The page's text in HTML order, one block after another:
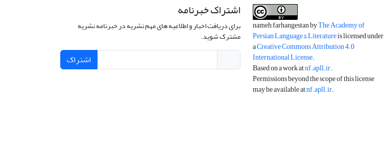
nameh farhangestan byThe Academy of
Persian Language & Literatureis licensed under
aCreative Commons Attribution 4.0
International License.
Based on a work atnf.apll.ir.
Permissions beyond the scope of this license
may be available atnf.apll.ir.
اشتراک خبرنامه
برای دریافت اخبار و اطلاعیه های مهم نشریه در خبرنامه نشریه
مشترک شوید.
اشتراک